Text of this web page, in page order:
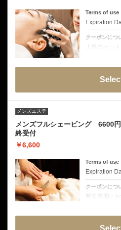
Terms of use
Expiration
クーポンにつ
人気のカッ
足度の高い
も頭皮もス
を受ける方
メンズエステ
メンズフルシェービング
終受付
￥6,600
Terms of use
Expiration
クーポンにつ
剃る範囲：
ック付 (眉
通常のシェ
でのシェー
イスパック